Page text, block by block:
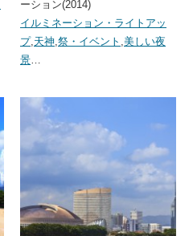
ーション(2014)
イルミネーション・ライトアッ
プ,天神,祭・イベント ,美しい夜
景…